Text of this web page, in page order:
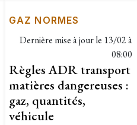
GAZ NORMES
Dernière mise à jour le 13/02 à
08:00
Règles ADR transport
matières dangereuses :
gaz, quantités,
véhicule